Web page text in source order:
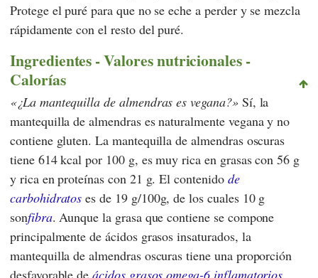
Protege el puré para que no se eche a perder y se mezcla
rápidamente con el resto del puré.
Ingredientes - Valores nutricionales -
Calorías
¿La mantequilla de almendras es vegana? Sí, la
mantequilla de almendras es naturalmente vegana y no
contiene gluten. La mantequilla de almendras oscuras
tiene 614 kcal por 100 g, es muy rica en grasas con 56 g
y rica en proteínas con 21 g. El contenido de
carbohidratos es de 19 g/100g, de los cuales 10 g
sonfibra. Aunque la grasa que contiene se compone
principalmente de ácidos grasos insaturados, la
mantequilla de almendras oscuras tiene una proporción